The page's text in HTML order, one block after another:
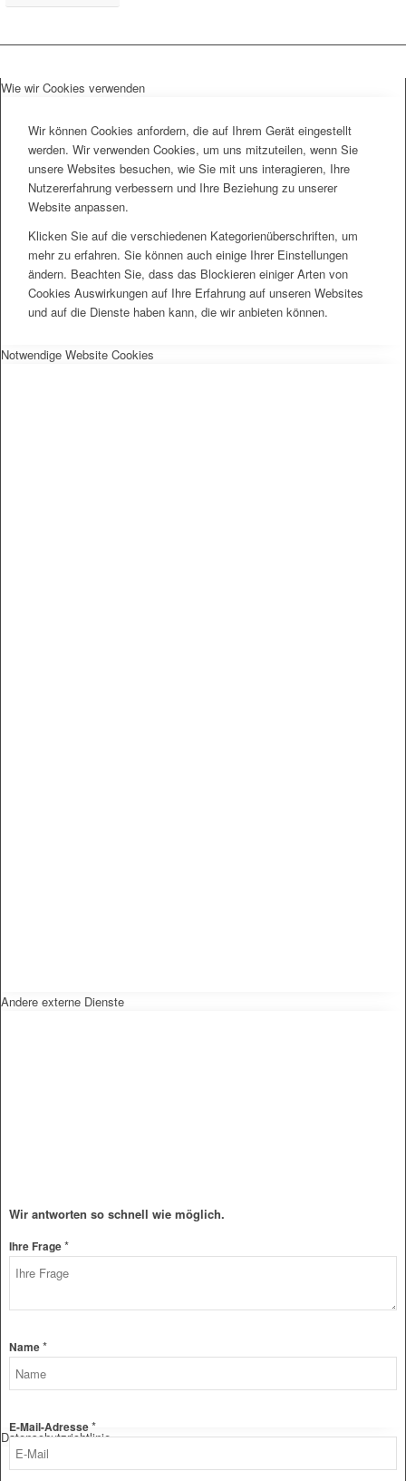
Wie wir Cookies verwenden
Wir können Cookies anfordern, die auf Ihrem Gerät eingestellt
werden. Wir verwenden Cookies, um uns mitzuteilen, wenn Sie
unsere Websites besuchen, wie Sie mit uns interagieren, Ihre
Nutzererfahrung verbessern und Ihre Beziehung zu unserer
Website anpassen.
Klicken Sie auf die verschiedenen Kategorienüberschriften, um
mehr zu erfahren. Sie können auch einige Ihrer Einstellungen
ändern. Beachten Sie, dass das Blockieren einiger Arten von
Cookies Auswirkungen auf Ihre Erfahrung auf unseren Websites
und auf die Dienste haben kann, die wir anbieten können.
Notwendige Website Cookies
Andere externe Dienste
Datenschutzrichtlinie
Wir antworten so schnell wie möglich.
Frage
Ihre
Ihre Frage*
Name*
E-Mail-Adresse*